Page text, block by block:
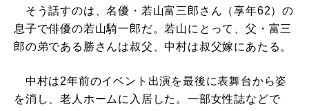
そう話すのは、名優・若山富三郎さん（享年62）の
息子で俳優の若山騎一郎だ。若山にとって、父・富三
郎の弟である勝さんは叔父、中村は叔父嫁にあたる。
中村は2年前のイベント出演を最後に表舞台から姿
を消し、老人ホームに入居した。一部女性誌などで